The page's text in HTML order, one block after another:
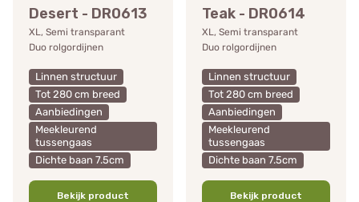
Desert - DR0613
XL, Semi transparant
Duo rolgordijnen
Linnen structuur
Tot 280 cm breed
Aanbiedingen
Meekleurend
tussengaas
Dichte baan 7.5cm
Bekijk product
Teak - DR0614
XL, Semi transparant
Duo rolgordijnen
Linnen structuur
Tot 280 cm breed
Aanbiedingen
Meekleurend
tussengaas
Dichte baan 7.5cm
Bekijk product